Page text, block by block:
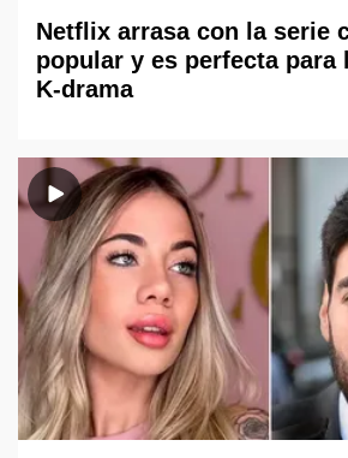
Netflix arrasa con la serie
popular y es perfecta para
K-drama